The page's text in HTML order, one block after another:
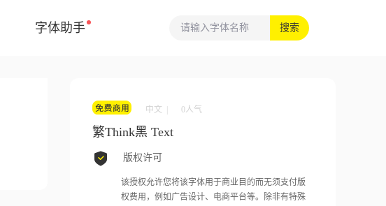
字体助手 搜索
中文 | 0人气
繁Think黑 Text
版权许可
该授权允许您将该字体用于商业目的而无须支付版
权费用，例如广告设计、电商平台等。除非有特殊